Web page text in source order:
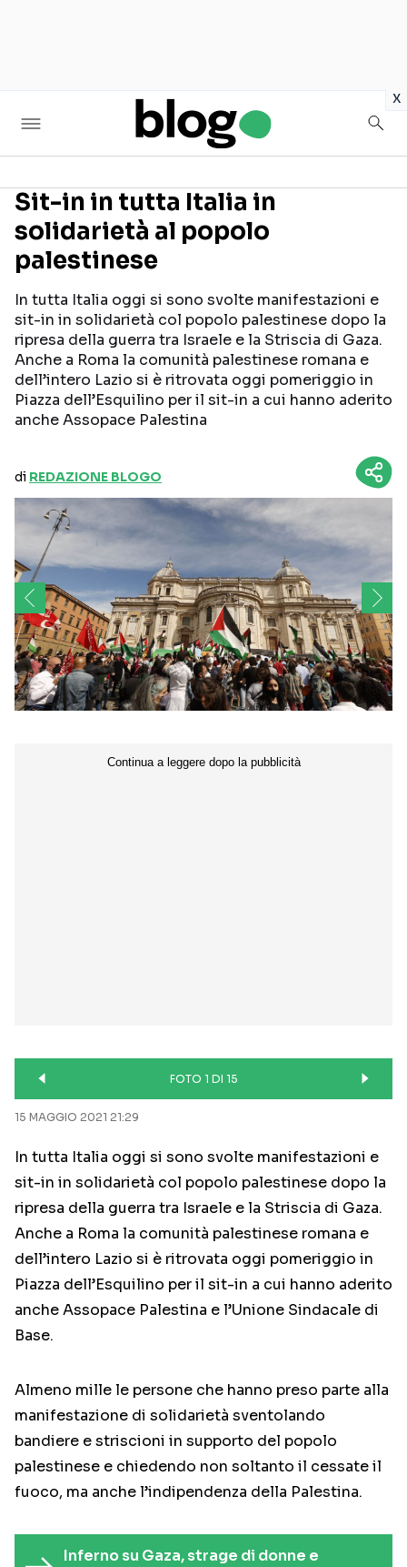
x
Seguici sui social
Sit-in in tutta Italia in
solidarietà al popolo
palestinese
In tutta Italia oggi si sono svolte manifestazioni e
sit-in in solidarietà col popolo palestinese dopo la
ripresa della guerra tra Israele e la Striscia di Gaza.
Anche a Roma la comunità palestinese romana e
dell’intero Lazio si è ritrovata oggi pomeriggio in
Piazza dell’Esquilino per il sit-in a cui hanno aderito
anche Assopace Palestina
di REDAZIONE BLOGO
FOTO 1 DI 15
15 MAGGIO 2021 21:29
In tutta Italia oggi si sono svolte manifestazioni e
sit-in in solidarietà col popolo palestinese dopo la
ripresa della guerra tra Israele e la Striscia di Gaza.
Anche a Roma la comunità palestinese romana e
dell’intero Lazio si è ritrovata oggi pomeriggio in
Piazza dell’Esquilino per il sit-in a cui hanno aderito
anche Assopace Palestina e l’Unione Sindacale di
Base.
Almeno mille le persone che hanno preso parte alla
manifestazione di solidarietà sventolando
bandiere e striscioni in supporto del popolo
palestinese e chiedendo non soltanto il cessate il
fuoco, ma anche l’indipendenza della Palestina.
Inferno su Gaza, strage di donne e